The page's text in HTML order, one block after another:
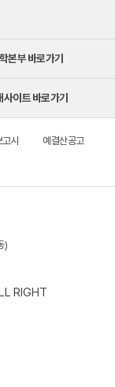
본부 바로가기
사이트 바로가기
시
예결산공고
)
RIGHT